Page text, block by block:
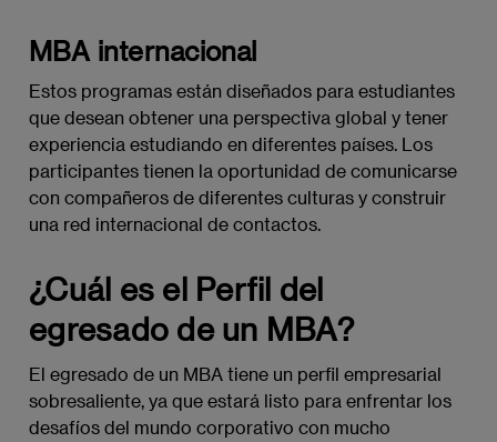
MBA internacional
Estos programas están diseñados para estudiantes
que desean obtener una perspectiva global y tener
experiencia estudiando en diferentes países. Los
participantes tienen la oportunidad de comunicarse
con compañeros de diferentes culturas y construir
una red internacional de contactos.
¿Cuál es el Perfil del
egresado de un MBA?
El egresado de un MBA tiene un perfil empresarial
sobresaliente, ya que estará listo para enfrentar los
desafíos del mundo corporativo con mucho